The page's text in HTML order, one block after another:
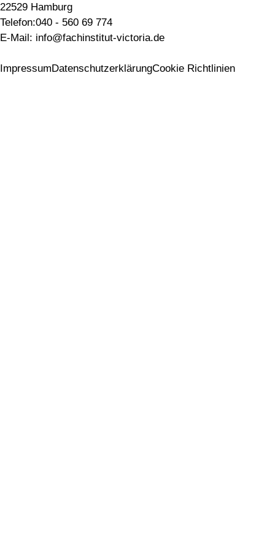
22529 Hamburg
Telefon:040 - 560 69 774
E-Mail: info@fachinstitut-victoria.de
ImpressumDatenschutzerklärungCookie Richtlinien